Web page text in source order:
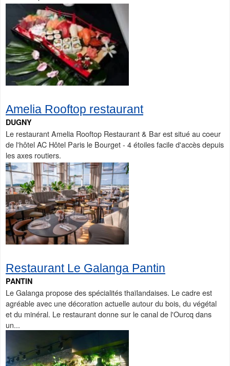
Amelia Rooftop restaurant
DUGNY
Le restaurant Amelia Rooftop Restaurant & Bar est situé au coeur
de l'hôtel AC Hôtel Paris le Bourget - 4 étoiles facile d'accès depuis
les axes routiers.
Restaurant Le Galanga Pantin
PANTIN
Le Galanga propose des spécialités thaïlandaises. Le cadre est
agréable avec une décoration actuelle autour du bois, du végétal
et du minéral. Le restaurant donne sur le canal de l'Ourcq dans
un...